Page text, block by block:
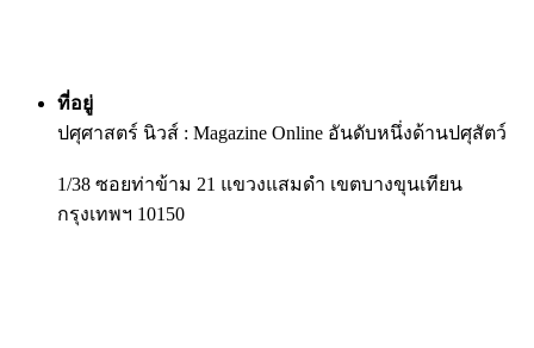
ที่อยู่
ปศุศาสตร์ นิวส์ : Magazine Online อันดับหนึ่งด้านปศุสัตว์
1/38 ซอยท่าข้าม 21 แขวงแสมดำ เขตบางขุนเทียน
กรุงเทพฯ 10150